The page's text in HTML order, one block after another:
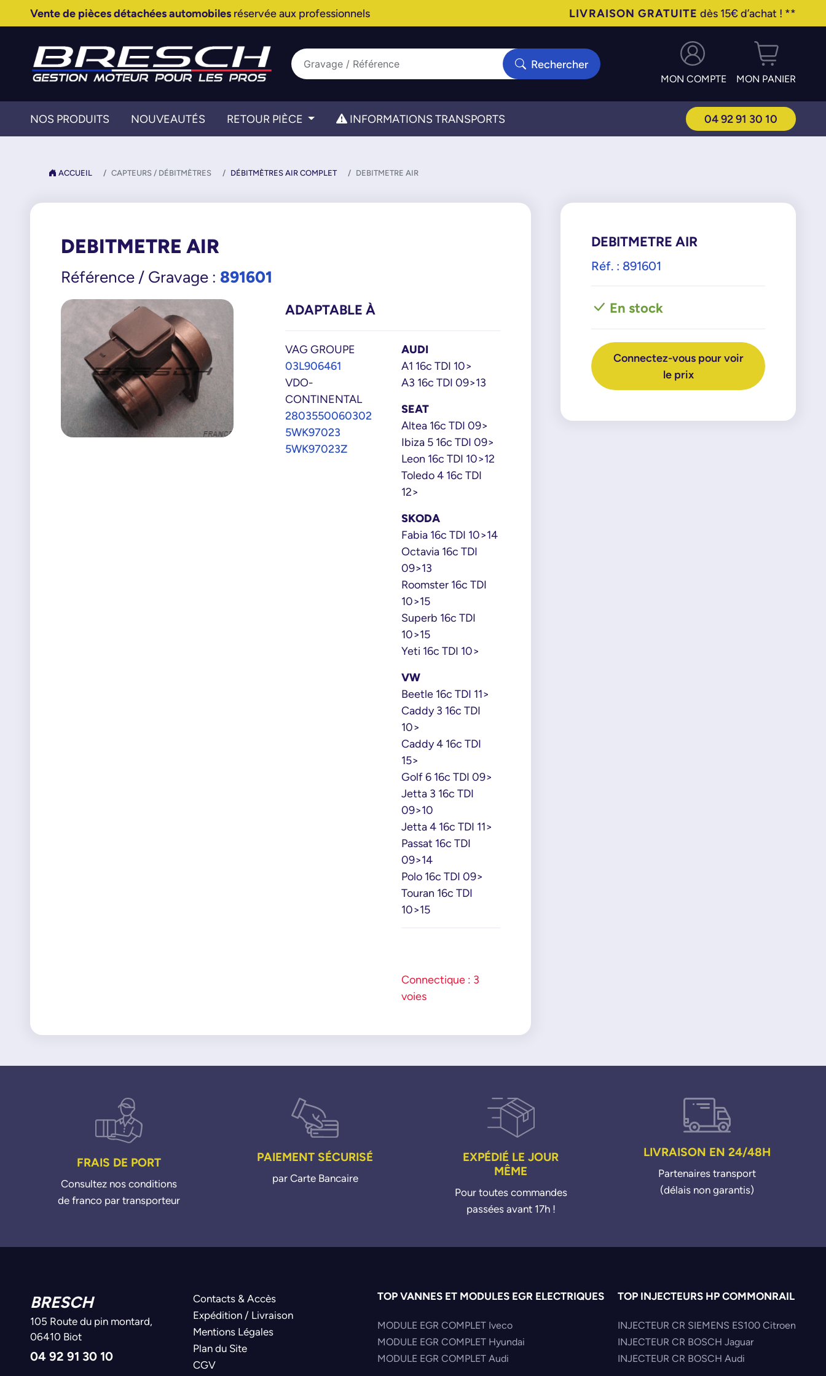
Vente de pièces détachées automobilesréservée aux professionnels LIVRAISON GRATUITE dès 15€ d’achat ! **
Rechercher
MON COMPTE MON PANIER
NOS PRODUITS NOUVEAUTÉS RETOUR PIÈCE INFORMATIONS TRANSPORTS 04 92 91 30 10
ACCUEIL CAPTEURS / DÉBITMÈTRES DÉBITMÈTRES AIR COMPLET DEBITMETRE AIR
DEBITMETRE AIR
Référence / Gravage : 891601
ADAPTABLE À
VAG GROUPE
03L906461
VDO-
CONTINENTAL
2803550060302
5WK97023
5WK97023Z
AUDI
A1 16c TDI 10>
A3 16c TDI 09>13
SEAT
Altea 16c TDI 09>
Ibiza 5 16c TDI 09>
Leon 16c TDI 10>12
Toledo 4 16c TDI
12>
SKODA
Fabia 16c TDI 10>14
Octavia 16c TDI
09>13
Roomster 16c TDI
10>15
Superb 16c TDI
10>15
Yeti 16c TDI 10>
VW
Beetle 16c TDI 11>
Caddy 3 16c TDI
10>
Caddy 4 16c TDI
15>
Golf 6 16c TDI 09>
Jetta 3 16c TDI
09>10
Jetta 4 16c TDI 11>
Passat 16c TDI
09>14
Polo 16c TDI 09>
Touran 16c TDI
10>15
Connectique : 3
voies
DEBITMETRE AIR
Réf. : 891601
En stock
Connectez-vous pour voir
le prix
FRAIS DE PORT
Consultez nos conditions
de franco par transporteur
PAIEMENT SÉCURISÉ
par Carte Bancaire
EXPÉDIÉ LE JOUR
MÊME
Pour toutes commandes
passées avant 17h !
LIVRAISON EN 24/48H
Partenaires transport
(délais non garantis)
BRESCH
105 Route du pin montard,
06410 Biot
04 92 91 30 10
Contacts & Accès
Expédition / Livraison
Mentions Légales
Plan du Site
CGV
TOP VANNES ET MODULES EGR ELECTRIQUES
MODULE EGR COMPLET Iveco
MODULE EGR COMPLET Hyundai
MODULE EGR COMPLET Audi
TOP INJECTEURS HP COMMONRAIL
INJECTEUR CR SIEMENS ES100 Citroen
INJECTEUR CR BOSCH Jaguar
INJECTEUR CR BOSCH Audi